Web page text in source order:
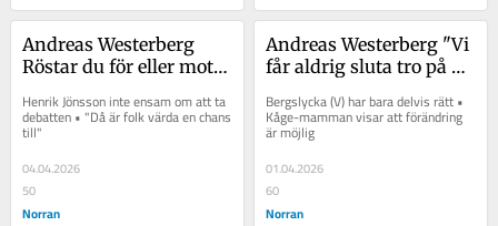
Andreas Westerberg
Röstar du för eller mot
Henrik Jönsson inte ensam om att ta
debatten • "Då är folk värda en chans
till"
04.04.2026
50
Norran
Andreas Westerberg "Vi
får aldrig sluta tro på de
Bergslycka (V) har bara delvis rätt •
Kåge-mamman visar att förändring
är möjlig
01.04.2026
60
Norran